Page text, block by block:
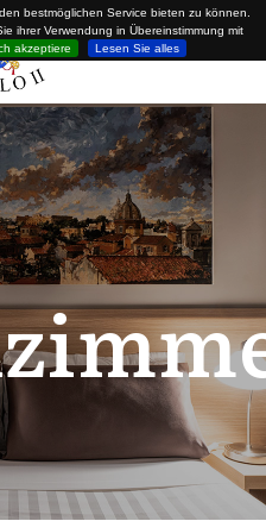
bestmöglichen Service bieten zu können.
ihrer Verwendung in Übereinstimmung mit
akzeptiere Lesen Sie alles